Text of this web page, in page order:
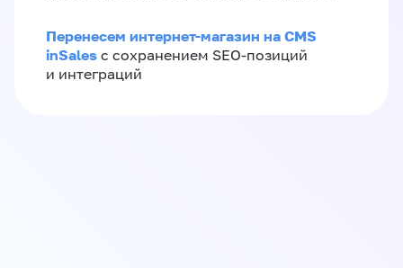
Перенесем интернет-магазин на CMS
inSales с сохранением SEO-позиций
и интеграций